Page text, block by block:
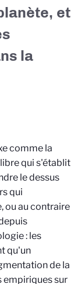
et
la
comme la
qui s'établit
le dessus
qui
ou au contraire
: les
qu'un
de la
empiriques sur